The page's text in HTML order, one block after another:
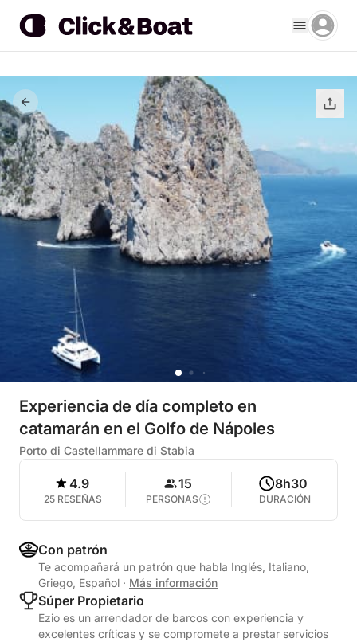
Experiencia de día completo en
catamarán en el Golfo de Nápoles
Porto di Castellammare di Stabia
4.9
25 RESEÑAS
15
PERSONAS
8h30
DURACIÓN
Con patrón
Te acompañará un patrón que habla Inglés, Italiano,
Griego, Español · Más información
Súper Propietario
Ezio es un arrendador de barcos con experiencia y
excelentes críticas y se compromete a prestar servicios